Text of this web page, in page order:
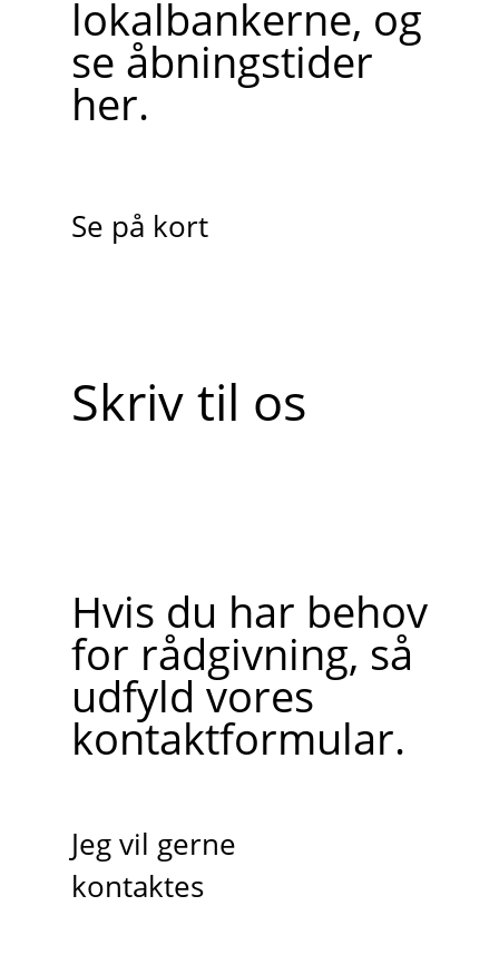
lokalbankerne, og
se åbningstider
her.
Se på kort
Skriv til os
Hvis du har behov
for rådgivning, så
udfyld vores
kontaktformular.
Jeg vil gerne
kontaktes